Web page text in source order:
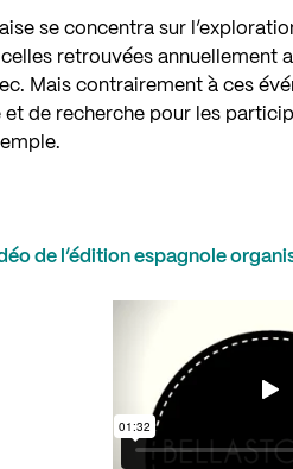
se concentra sur
retrouvées annuellement
Mais contrairement à ces
de recherche pour les
de l’édition espagnole